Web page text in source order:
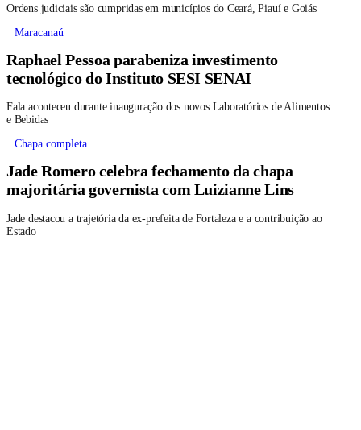
Ordens judiciais são cumpridas em municípios do Ceará, Piauí e Goiás
Maracanaú
Raphael Pessoa parabeniza investimento
tecnológico do Instituto SESI SENAI
Fala aconteceu durante inauguração dos novos Laboratórios de Alimentos
e Bebidas
Chapa completa
Jade Romero celebra fechamento da chapa
majoritária governista com Luizianne Lins
Jade destacou a trajetória da ex-prefeita de Fortaleza e a contribuição ao
Estado